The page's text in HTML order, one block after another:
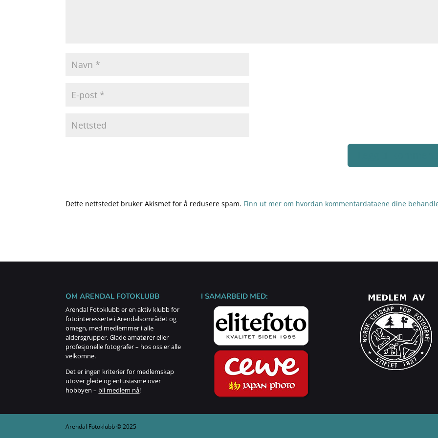
Dette nettstedet bruker Akismet for å redusere spam. Finn ut mer om hvordan kommentardataene dine
OM ARENDAL FOTOKLUBB
Arendal Fotoklubb er en aktiv klubb for
fotointeresserte i Arendalsområdet og
omegn, med medlemmer i alle
aldersgrupper. Glade amatører eller
profesjonelle fotografer – hos oss er alle
velkomne.
Det er ingen kriterier for medlemskap
utover glede og entusiasme over
hobbyen – bli medlem nå!
I SAMARBEID MED:
Arendal Fotoklubb © 2025